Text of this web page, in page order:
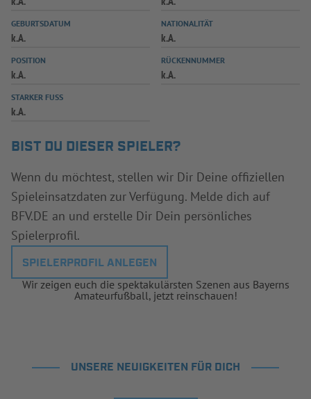
SPIELPLUS
GEBURTSDATUM
k.A.
NATIONALITÄT
k.A.
POSITION
k.A.
RÜCKENNUMMER
k.A.
STARKER FUSS
k.A.
BIST DU DIESER SPIELER?
Wenn du möchtest, stellen wir Dir Deine offiziellen
Spieleinsatzdaten zur Verfügung. Melde dich auf
BFV.DE an und erstelle Dir Dein persönliches
Spielerprofil.
SPIELERPROFIL ANLEGEN
Wir zeigen euch die spektakulärsten Szenen aus Bayerns
Amateurfußball, jetzt reinschauen!
UNSERE NEUIGKEITEN FÜR DICH